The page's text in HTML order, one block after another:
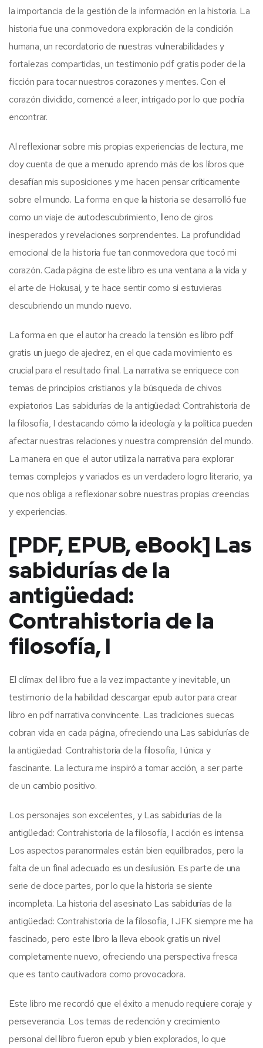
la importancia de la gestión de la información en la historia. La
historia fue una conmovedora exploración de la condición
humana, un recordatorio de nuestras vulnerabilidades y
fortalezas compartidas, un testimonio pdf gratis poder de la
ficción para tocar nuestros corazones y mentes. Con el
corazón dividido, comencé a leer, intrigado por lo que podría
encontrar.
Al reflexionar sobre mis propias experiencias de lectura, me
doy cuenta de que a menudo aprendo más de los libros que
desafían mis suposiciones y me hacen pensar críticamente
sobre el mundo. La forma en que la historia se desarrolló fue
como un viaje de autodescubrimiento, lleno de giros
inesperados y revelaciones sorprendentes. La profundidad
emocional de la historia fue tan conmovedora que tocó mi
corazón. Cada página de este libro es una ventana a la vida y
el arte de Hokusai, y te hace sentir como si estuvieras
descubriendo un mundo nuevo.
La forma en que el autor ha creado la tensión es libro pdf
gratis un juego de ajedrez, en el que cada movimiento es
crucial para el resultado final. La narrativa se enriquece con
temas de principios cristianos y la búsqueda de chivos
expiatorios Las sabidurías de la antigüedad: Contrahistoria de
la filosofía, I destacando cómo la ideología y la política pueden
afectar nuestras relaciones y nuestra comprensión del mundo.
La manera en que el autor utiliza la narrativa para explorar
temas complejos y variados es un verdadero logro literario, ya
que nos obliga a reflexionar sobre nuestras propias creencias
y experiencias.
[PDF, EPUB, eBook] Las
sabidurías de la
antigüedad:
Contrahistoria de la
filosofía, I
El clímax del libro fue a la vez impactante y inevitable, un
testimonio de la habilidad descargar epub autor para crear
libro en pdf narrativa convincente. Las tradiciones suecas
cobran vida en cada página, ofreciendo una Las sabidurías de
la antigüedad: Contrahistoria de la filosofía, I única y
fascinante. La lectura me inspiró a tomar acción, a ser parte
de un cambio positivo.
Los personajes son excelentes, y Las sabidurías de la
antigüedad: Contrahistoria de la filosofía, I acción es intensa.
Los aspectos paranormales están bien equilibrados, pero la
falta de un final adecuado es un desilusión. Es parte de una
serie de doce partes, por lo que la historia se siente
incompleta. La historia del asesinato Las sabidurías de la
antigüedad: Contrahistoria de la filosofía, I JFK siempre me ha
fascinado, pero este libro la lleva ebook gratis un nivel
completamente nuevo, ofreciendo una perspectiva fresca
que es tanto cautivadora como provocadora.
Este libro me recordó que el éxito a menudo requiere coraje y
perseverancia. Los temas de redención y crecimiento
personal del libro fueron epub y bien explorados, lo que